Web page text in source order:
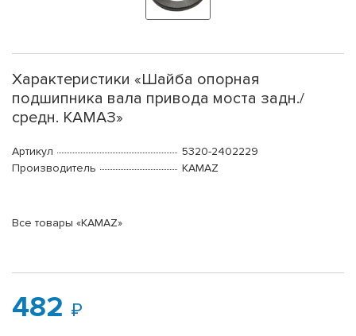
Характеристики «Шайба опорная
подшипника вала привода моста задн./
средн. КАМАЗ»
Артикул
5320-2402229
Производитель
KAMAZ
Все товары «KAMAZ»
482